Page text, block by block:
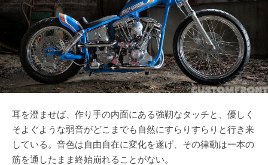
耳を澄ませば、作り手の内面にある強靭なタッチと、優しく
そよぐような弱音がどこまでも自然にすらりすらりと行き来
している。音色は自由自在に変化を遂げ、その律動は一本の
筋を通したまま終始崩れることがない。